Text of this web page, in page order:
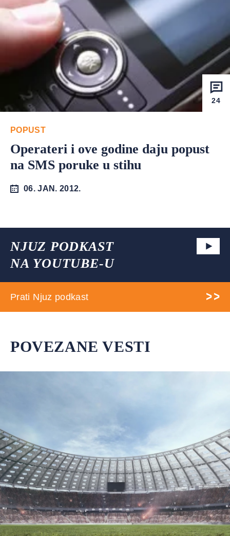
24
POPUST
Operateri i ove godine daju popust
na SMS poruke u stihu
06. JAN. 2012.
NJUZ PODKAST
NA YOUTUBE-U
Prati Njuz podkast
POVEZANE VESTI